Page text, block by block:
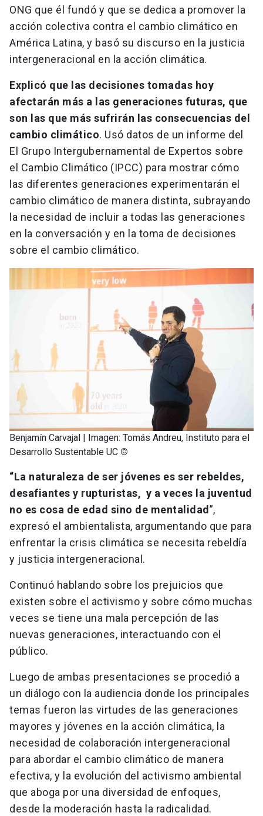
ONG que él fundó y que se dedica a promover la
acción colectiva contra el cambio climático en
América Latina, y basó su discurso en la justicia
intergeneracional en la acción climática.
Explicó que las decisiones tomadas hoy
afectarán más a las generaciones futuras, que
son las que más sufrirán las consecuencias del
cambio climático. Usó datos de un informe del
El Grupo Intergubernamental de Expertos sobre
el Cambio Climático (IPCC) para mostrar cómo
las diferentes generaciones experimentarán el
cambio climático de manera distinta, subrayando
la necesidad de incluir a todas las generaciones
en la conversación y en la toma de decisiones
sobre el cambio climático.
Benjamín Carvajal | Imagen: Tomás Andreu, Instituto para el
Desarrollo Sustentable UC ©
“La naturaleza de ser jóvenes es ser rebeldes,
desafiantes y rupturistas, y a veces la juventud
no es cosa de edad sino de mentalidad ”,
expresó el ambientalista, argumentando que para
enfrentar la crisis climática se necesita rebeldía
y justicia intergeneracional.
Continuó hablando sobre los prejuicios que
existen sobre el activismo y sobre cómo muchas
veces se tiene una mala percepción de las
nuevas generaciones, interactuando con el
público.
Luego de ambas presentaciones se procedió a
un diálogo con la audiencia donde los principales
temas fueron las virtudes de las generaciones
mayores y jóvenes en la acción climática, la
necesidad de colaboración intergeneracional
para abordar el cambio climático de manera
efectiva, y la evolución del activismo ambiental
que aboga por una diversidad de enfoques,
desde la moderación hasta la radicalidad.